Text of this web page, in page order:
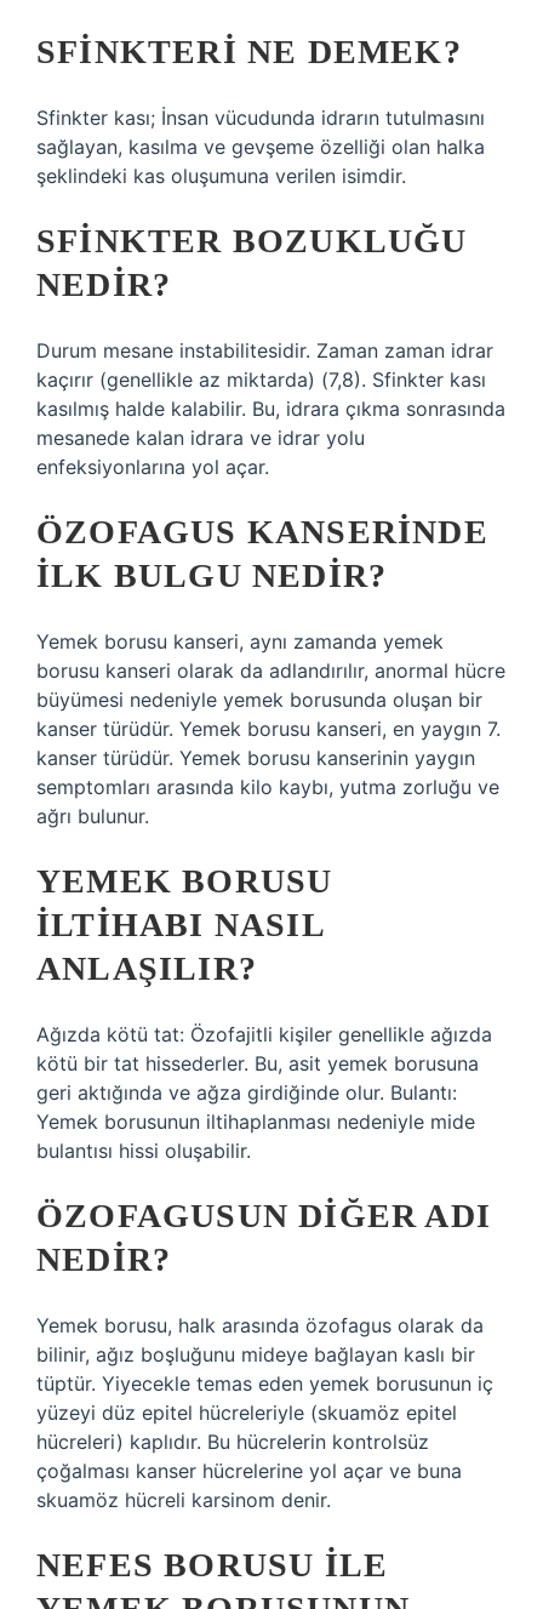
SFINKTERI NE DEMEK?
Sfinkter kası; İnsan vücudunda idrarın tutulmasını
sağlayan, kasılma ve gevşeme özelliği olan halka
şeklindeki kas oluşumuna verilen isimdir.
SFINKTER BOZUKLUĞU
NEDIR?
Durum mesane instabilitesidir. Zaman zaman idrar
kaçırır (genellikle az miktarda) (7,8). Sfinkter kası
kasılmış halde kalabilir. Bu, idrara çıkma sonrasında
mesanede kalan idrara ve idrar yolu
enfeksiyonlarına yol açar.
ÖZOFAGUS KANSERINDE
ILK BULGU NEDIR?
Yemek borusu kanseri, aynı zamanda yemek
borusu kanseri olarak da adlandırılır, anormal hücre
büyümesi nedeniyle yemek borusunda oluşan bir
kanser türüdür. Yemek borusu kanseri, en yaygın 7.
kanser türüdür. Yemek borusu kanserinin yaygın
semptomları arasında kilo kaybı, yutma zorluğu ve
ağrı bulunur.
YEMEK BORUSU
ILTIHABI NASIL
ANLAŞILIR?
Ağızda kötü tat: Özofajitli kişiler genellikle ağızda
kötü bir tat hissederler. Bu, asit yemek borusuna
geri aktığında ve ağza girdiğinde olur. Bulantı:
Yemek borusunun iltihaplanması nedeniyle mide
bulantısı hissi oluşabilir.
ÖZOFAGUSUN DIĞER ADI
NEDIR?
Yemek borusu, halk arasında özofagus olarak da
bilinir, ağız boşluğunu mideye bağlayan kaslı bir
tüptür. Yiyecekle temas eden yemek borusunun iç
yüzeyi düz epitel hücreleriyle (skuamöz epitel
hücreleri) kaplıdır. Bu hücrelerin kontrolsüz
çoğalması kanser hücrelerine yol açar ve buna
skuamöz hücreli karsinom denir.
NEFES BORUSU ILE